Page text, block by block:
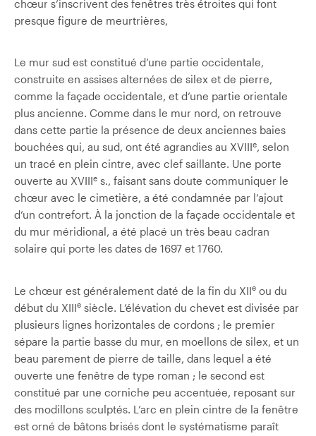
chœur s’inscrivent des fenêtres très étroites qui font
presque figure de meurtrières,
Le mur sud est constitué d’une partie occidentale,
construite en assises alternées de silex et de pierre,
comme la façade occidentale, et d’une partie orientale
plus ancienne. Comme dans le mur nord, on retrouve
dans cette partie la présence de deux anciennes baies
bouchées qui, au sud, ont été agrandies au XVIIIe, selon
un tracé en plein cintre, avec clef saillante. Une porte
ouverte au XVIIIe s., faisant sans doute communiquer le
chœur avec le cimetière, a été condamnée par l’ajout
d’un contrefort. À la jonction de la façade occidentale et
du mur méridional, a été placé un très beau cadran
solaire qui porte les dates de 1697 et 1760.
Le chœur est généralement daté de la fin du XIIe ou du
début du XIIIe siècle. L’élévation du chevet est divisée par
plusieurs lignes horizontales de cordons ; le premier
sépare la partie basse du mur, en moellons de silex, et un
beau parement de pierre de taille, dans lequel a été
ouverte une fenêtre de type roman ; le second est
constitué par une corniche peu accentuée, reposant sur
des modillons sculptés. L’arc en plein cintre de la fenêtre
est orné de bâtons brisés dont le systématisme paraît